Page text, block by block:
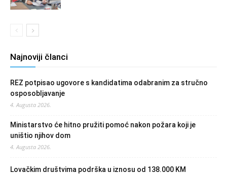
Najnoviji članci
REZ potpisao ugovore s kandidatima odabranim za stručno
osposobljavanje
4. Augusta 2026.
Ministarstvo će hitno pružiti pomoć nakon požara koji je
uništio njihov dom
4. Augusta 2026.
Lovačkim društvima podrška u iznosu od 138.000 KM